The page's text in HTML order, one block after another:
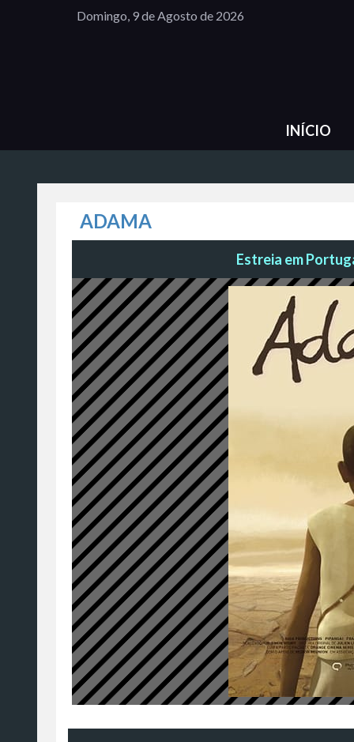
Domingo, 9 de Agosto de 2026
INÍCIO
ADAMA
Estreia em